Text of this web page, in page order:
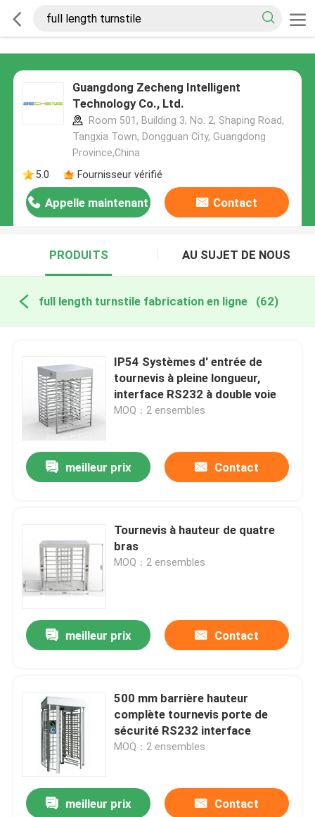
Guangdong Zecheng Intelligent
Technology Co., Ltd.
Room 501, Building 3, No. 2, Shaping Road,
Tangxia Town, Dongguan City, Guangdong
Province,China
5.0
Fournisseur vérifié
Appelle maintenant Contact
PRODUITS AU SUJET DE NOUS
full length turnstile fabrication en ligne (62)
IP54 Systèmes d' entrée de
tournevis à pleine longueur,
interface RS232 à double voie
MOQ：2 ensembles
meilleur prix Contact
Tournevis à hauteur de quatre
bras
MOQ：2 ensembles
meilleur prix Contact
500 mm barrière hauteur
complète tournevis porte de
sécurité RS232 interface
MOQ：2 ensembles
meilleur prix Contact